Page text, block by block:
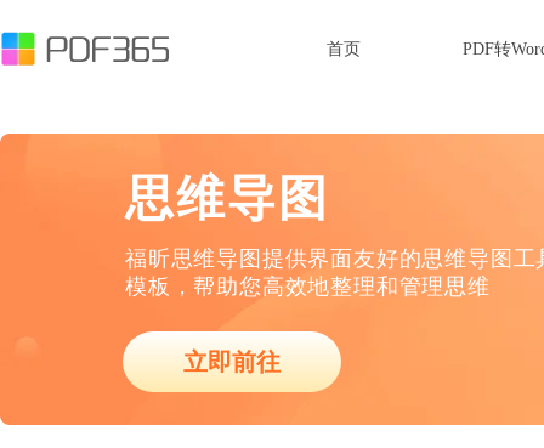
首页 PDF转
思维导图
福昕思维导图提供界面友好的思维导图
模板，帮助您高效地整理和管理思维
立即前往